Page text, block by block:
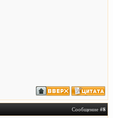
Сообщение #8